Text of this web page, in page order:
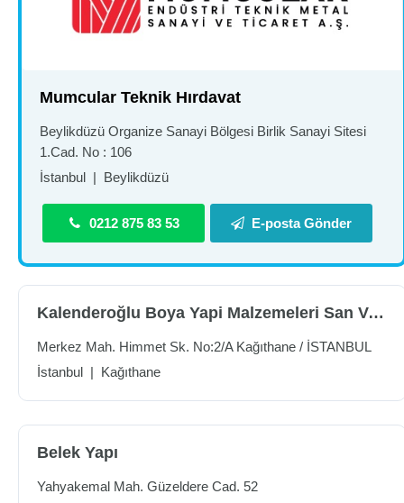
Mumcular Teknik Hırdavat
Beylikdüzü Organize Sanayi Bölgesi Birlik Sanayi Sitesi
1.Cad. No : 106
İstanbul | Beylikdüzü
0212 875 83 53 E-posta Gönder
Kalenderoğlu Boya Yapi Malzemeleri San Ve Tic.Ltd.Şti
Merkez Mah. Himmet Sk. No:2/A Kağıthane / İSTANBUL
İstanbul | Kağıthane
Belek Yapı
Yahyakemal Mah. Güzeldere Cad. 52